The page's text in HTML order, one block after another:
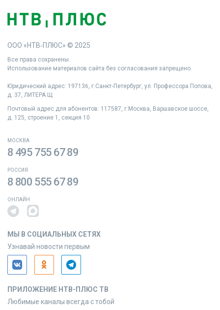
ООО «НТВ‑ПЛЮС» © 2025
Все права сохранены.
Использование материалов сайта без согласования запрещено.
Юридический адрес: 197136, г.Санкт‑Петербург, ул. Профессора Попова,
д. 37, ЛИТЕРА Щ
Почтовый адрес для абонентов: 117587, г.Москва, Варшавское шоссе,
д. 125, строение 1, секция 10
МОСКВА
8 495 755 67 89
РОССИЯ
8 800 555 67 89
ОНЛАЙН
МЫ В СОЦИАЛЬНЫХ СЕТЯХ
Узнавай новости первым
ПРИЛОЖЕНИЕ НТВ-ПЛЮС ТВ
Любимые каналы всегда с тобой